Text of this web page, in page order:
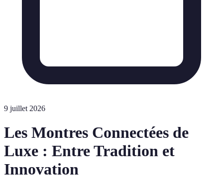
9 juillet 2026
Les Montres Connectées de
Luxe : Entre Tradition et
Innovation